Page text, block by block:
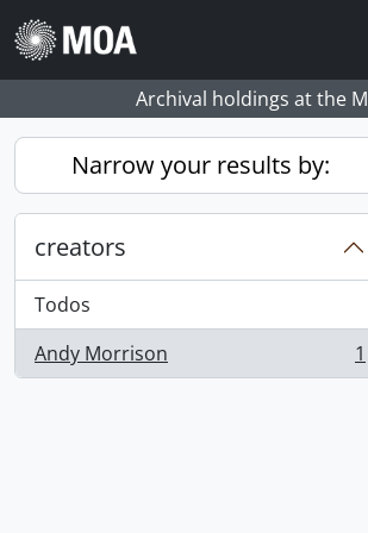
Skip to main content
Archival holdings at the
Narrow your results by:
creators
Todos
Andy Morrison
, 1 resultados 1